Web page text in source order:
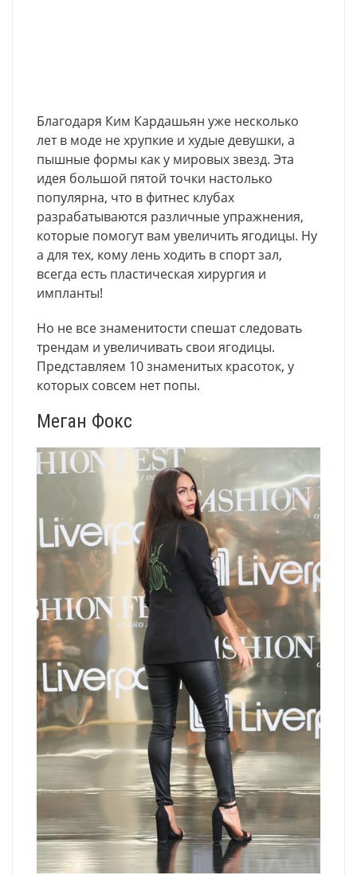
Благодаря Ким Кардашьян уже несколько
лет в моде не хрупкие и худые девушки, а
пышные формы как у мировых звезд. Эта
идея большой пятой точки настолько
популярна, что в фитнес клубах
разрабатываются различные упражнения,
которые помогут вам увеличить ягодицы. Ну
а для тех, кому лень ходить в спорт зал,
всегда есть пластическая хирургия и
импланты!
Но не все знаменитости спешат следовать
трендам и увеличивать свои ягодицы.
Представляем 10 знаменитых красоток, у
которых совсем нет попы.
Меган Фокс